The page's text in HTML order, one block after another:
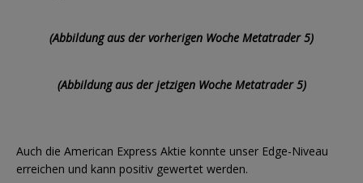
(Abbildung aus der vorherigen Woche Metatrader 5)
(Abbildung aus der jetzigen Woche Metatrader 5)
Auch die American Express Aktie konnte unser Edge-Niveau
erreichen und kann positiv gewertet werden.